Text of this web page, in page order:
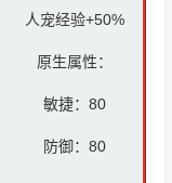
人宠经验+50%
原生属性：
敏捷：80
防御：80